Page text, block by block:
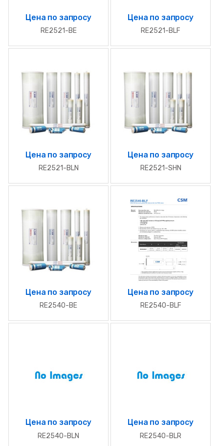
Цена по запросу
RE2521-BE
Цена по запросу
RE2521-BLF
Цена по запросу
RE2521-BLN
Цена по запросу
RE2521-SHN
Цена по запросу
RE2540-BE
Цена по запросу
RE2540-BLF
Цена по запросу
RE2540-BLN
Цена по запросу
RE2540-BLR